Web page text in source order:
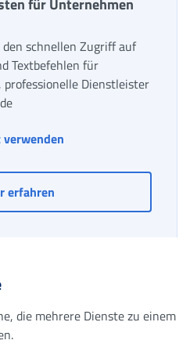
für Unternehmen
schnellen Zugriff auf
Textbefehlen für
Dienstleister
verwenden
erfahrenVirtueller Desktop DOT:
die mehrere Dienste zu einem